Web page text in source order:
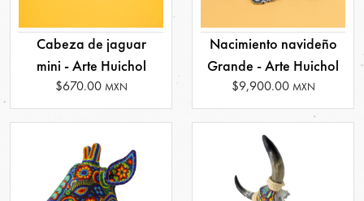
Cabeza de jaguar
mini - Arte Huichol
$670.00 MXN
Nacimiento navideño
Grande - Arte Huichol
$9,900.00 MXN